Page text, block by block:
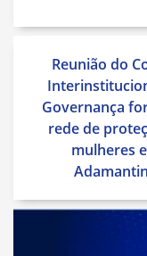
Navegação
Post
Reunião do
Governança
rede de
mulheres